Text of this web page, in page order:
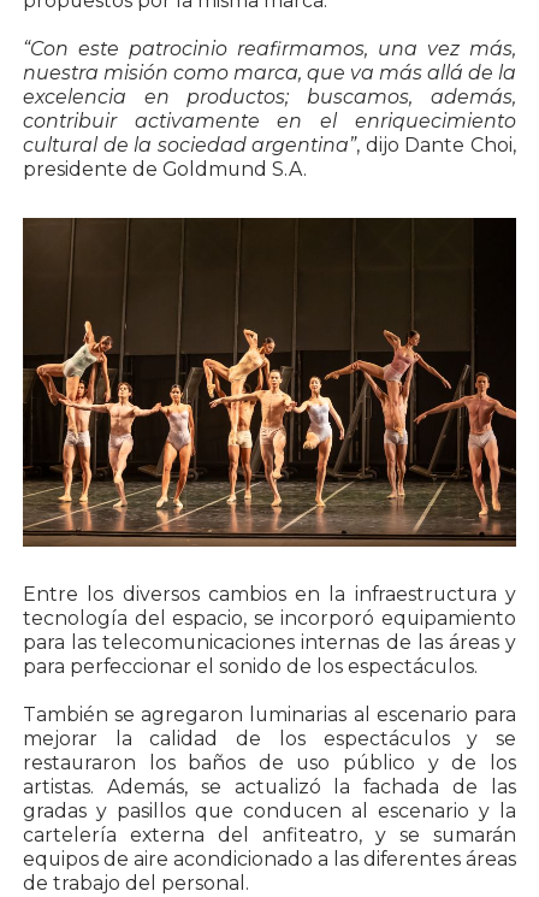
“Con este patrocinio reafirmamos, una vez más,
nuestra misión como marca, que va más allá de la
excelencia en productos; buscamos, además,
contribuir activamente en el enriquecimiento
cultural de la sociedad argentina”, dijo Dante Choi,
presidente de Goldmund S.A.
Entre los diversos cambios en la infraestructura y
tecnología del espacio, se incorporó equipamiento
para las telecomunicaciones internas de las áreas y
para perfeccionar el sonido de los espectáculos.
También se agregaron luminarias al escenario para
mejorar la calidad de los espectáculos y se
restauraron los baños de uso público y de los
artistas. Además, se actualizó la fachada de las
gradas y pasillos que conducen al escenario y la
cartelería externa del anfiteatro, y se sumarán
equipos de aire acondicionado a las diferentes áreas
de trabajo del personal.